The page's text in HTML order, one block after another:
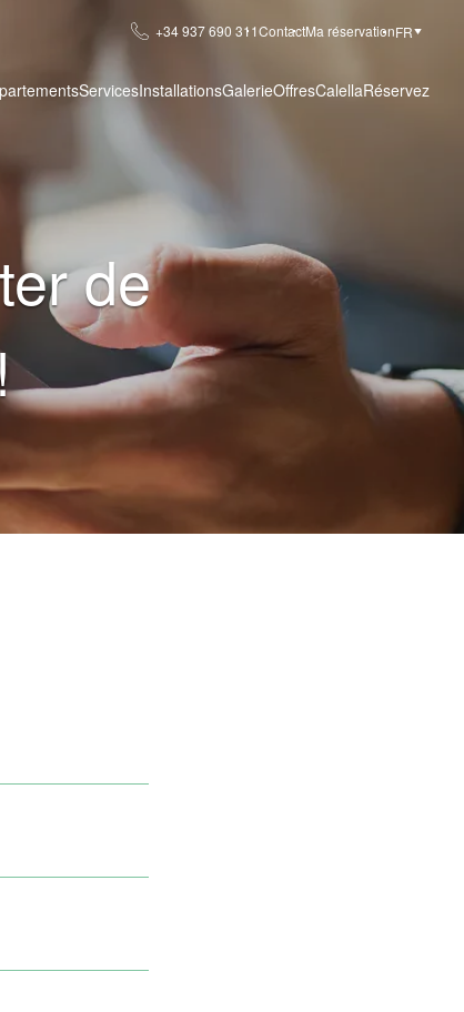
+34 937 690 311ContactMa réservationFR
ServicesInstallationsGalerieOffresCalellaRéservez
de